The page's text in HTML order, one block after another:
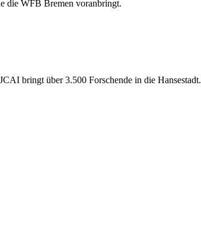
die WFB Bremen voranbringt.
bringt über 3.500 Forschende in die